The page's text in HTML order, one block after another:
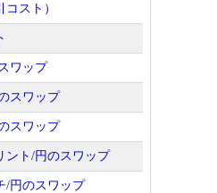
スト）
ワップ
スワップ
スワップ
ント/円のスワップ
/円のスワップ